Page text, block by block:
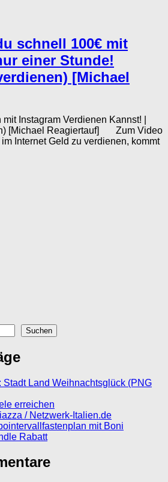
schnell 100€ mit
einer Stunde!
[Michael
Instagram Verdienen Kannst! |
[Michael Reagiertauf] Zum Video
Internet Geld zu verdienen, kommt
Suchen
Land Weihnachtsglück (PNG
erreichen
/ Netzwerk-Italien.de
mit Boni
Rabatt